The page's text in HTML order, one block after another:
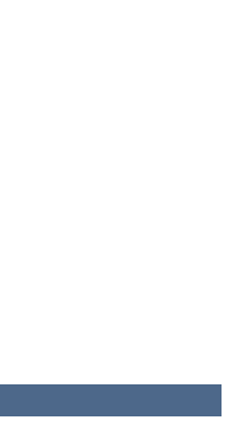
Προσθήκη στη wishlist